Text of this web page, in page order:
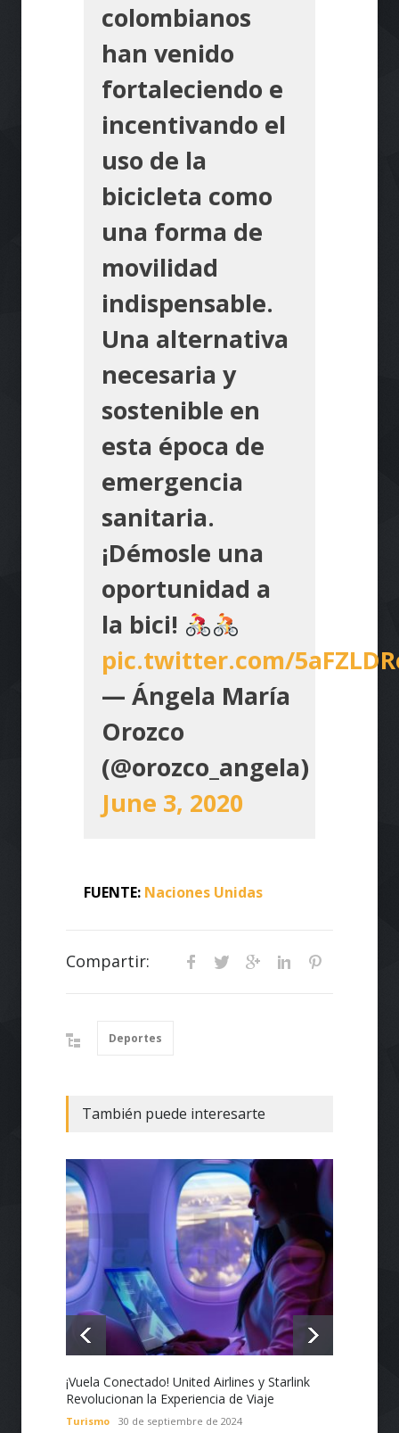
colombianos
han venido
fortaleciendo e
incentivando el
uso de la
bicicleta como
una forma de
movilidad
indispensable.
Una alternativa
necesaria y
sostenible en
esta época de
emergencia
sanitaria.
¡Démosle una
oportunidad a
la bici!
pic.twitter.com/
— Ángela María
Orozco
(@orozco_angela)
June 3, 2020
FUENTE: Naciones Unidas
Compartir:
Deportes
También puede interesarte
¡Vuela Conectado! United Airlines y Starlink
Revolucionan la Experiencia de Viaje
Turismo 30 de septiembre de 2024